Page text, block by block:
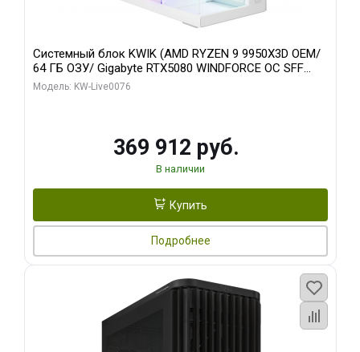
Системный блок KWIK (AMD RYZEN 9 9950X3D OEM/
64 ГБ ОЗУ/ Gigabyte RTX5080 WINDFORCE OC SFF
16GB GDDR7 256bit / 960 ГБ SSD)
Модель: KW-Live0076
369 912 руб.
В наличии
Купить
Подробнее